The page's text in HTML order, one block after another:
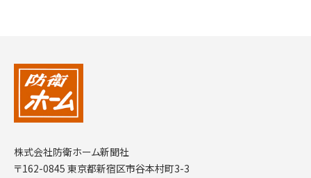
株式会社防衛ホーム新聞社
〒162-0845 東京都新宿区市谷本村町3-3